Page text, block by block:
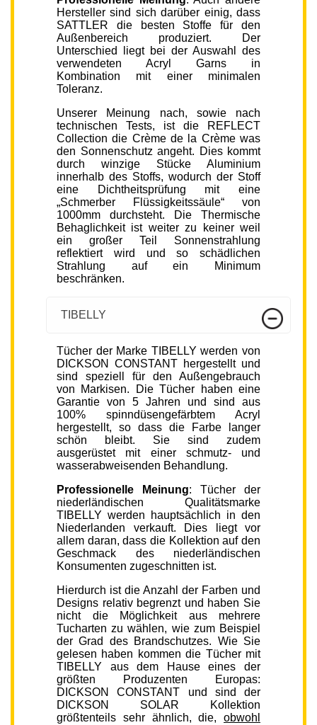
Hersteller sind sich darüber einig, dass
SATTLER die besten Stoffe für den
Außenbereich produziert. Der
Unterschied liegt bei der Auswahl des
verwendeten Acryl Garns in
Kombination mit einer minimalen
Toleranz.
Unserer Meinung nach, sowie nach
technischen Tests, ist die REFLECT
Collection die Crème de la Crème was
den Sonnenschutz angeht. Dies kommt
durch winzige Stücke Aluminium
innerhalb des Stoffs, wodurch der Stoff
eine Dichtheitsprüfung mit eine
„Schmerber Flüssigkeitssäule“ von
1000mm durchsteht. Die Thermische
Behaglichkeit ist weiter zu keiner weil
ein großer Teil Sonnenstrahlung
reflektiert wird und so schädlichen
Strahlung auf ein Minimum
beschränken.
TIBELLY
Tücher der Marke TIBELLY werden von
DICKSON CONSTANT hergestellt und
sind speziell für den Außengebrauch
von Markisen. Die Tücher haben eine
Garantie von 5 Jahren und sind aus
100% spinndüsengefärbtem Acryl
hergestellt, so dass die Farbe langer
schön bleibt. Sie sind zudem
ausgerüstet mit einer schmutz- und
wasserabweisenden Behandlung.
Professionelle Meinung: Tücher der
niederländischen Qualitätsmarke
TIBELLY werden hauptsächlich in den
Niederlanden verkauft. Dies liegt vor
allem daran, dass die Kollektion auf den
Geschmack des niederländischen
Konsumenten zugeschnitten ist.
Hierdurch ist die Anzahl der Farben und
Designs relativ begrenzt und haben Sie
nicht die Möglichkeit aus mehrere
Tucharten zu wählen, wie zum Beispiel
der Grad des Brandschutzes. Wie Sie
gelesen haben kommen die Tücher mit
TIBELLY aus dem Hause eines der
größten Produzenten Europas:
DICKSON CONSTANT und sind der
DICKSON SOLAR Kollektion
größtenteils sehr ähnlich, die, obwohl